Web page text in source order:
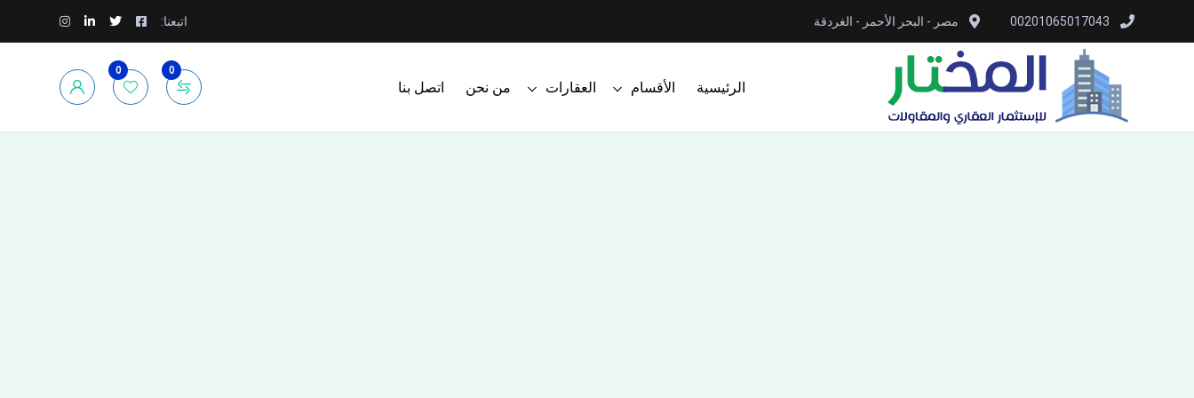
00201065017043 مصر - البحر الأحمر - الغردقة اتبعنا:
الرئيسية الأقسام العقارات من نحن اتصل بنا
0
0